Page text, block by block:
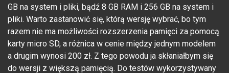
GB na system i pliki, bądź 8 GB RAM i 256 GB na system i
pliki. Warto zastanowić się, którą wersję wybrać, bo tym
razem nie ma możliwości rozszerzenia pamięci za pomocą
karty micro SD, a różnica w cenie między jednym modelem
a drugim wynosi 200 zł. Z tego powodu ja skłaniałbym się
do wersji z większą pamięcią. Do testów wykorzystywany